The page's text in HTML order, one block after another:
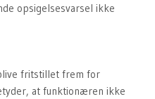
opsigelsesvarsel ikke
fritstillet frem for
at funktionæren ikke